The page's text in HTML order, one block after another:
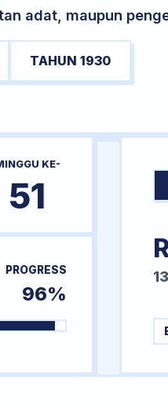
adat, maupun
TAHUN 1930
KE-
51
PROGRESS
96%